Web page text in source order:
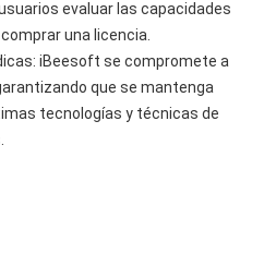
evaluar las capacidades
una licencia.
iBeesoft se compromete a
que se mantenga
tecnologías y técnicas de